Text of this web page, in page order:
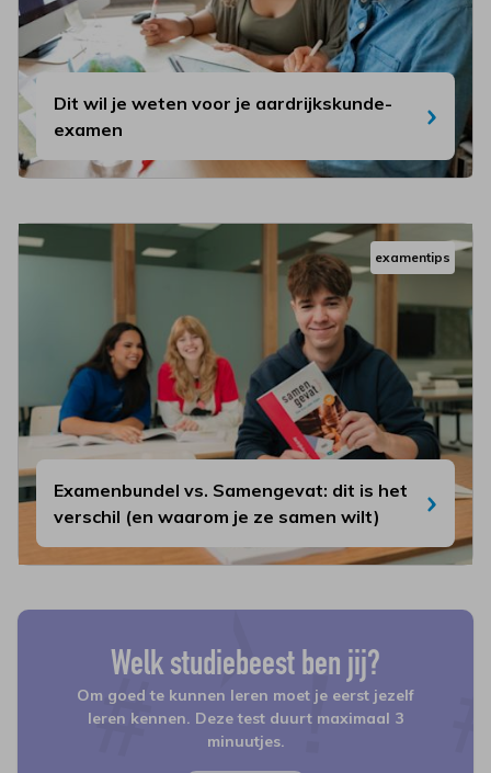
Dit wil je weten voor je aardrijkskunde-
examen
examentips
Examenbundel vs. Samengevat: dit is het
verschil (en waarom je ze samen wilt)
Welk studiebeest ben jij?
Om goed te kunnen leren moet je eerst jezelf
leren kennen. Deze test duurt maximaal 3
minuutjes.